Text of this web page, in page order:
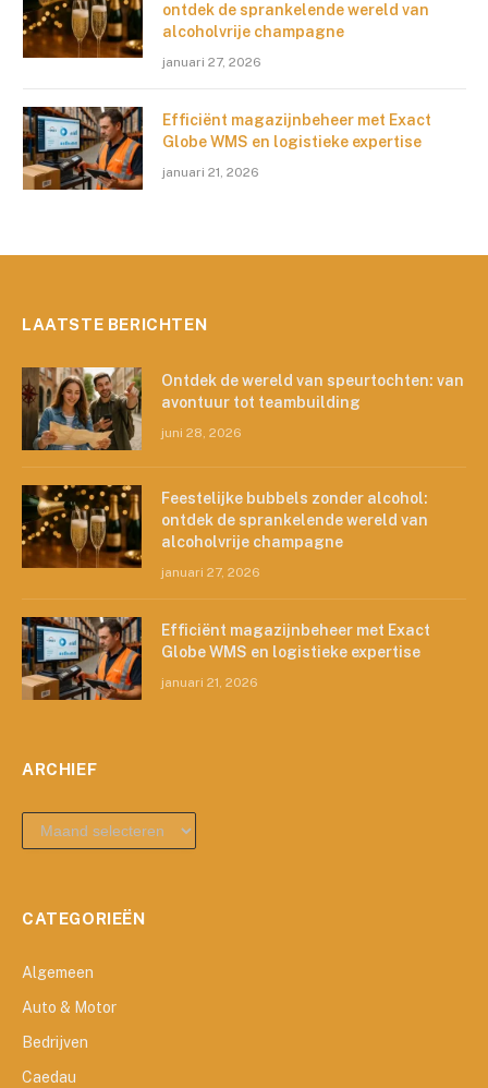
ontdek de sprankelende wereld van
alcoholvrije champagne
januari 27, 2026
Efficiënt magazijnbeheer met Exact
Globe WMS en logistieke expertise
januari 21, 2026
LAATSTE BERICHTEN
Ontdek de wereld van speurtochten: van
avontuur tot teambuilding
juni 28, 2026
Feestelijke bubbels zonder alcohol:
ontdek de sprankelende wereld van
alcoholvrije champagne
januari 27, 2026
Efficiënt magazijnbeheer met Exact
Globe WMS en logistieke expertise
januari 21, 2026
ARCHIEF
archief
CATEGORIEËN
Algemeen
Auto & Motor
Bedrijven
Caedau